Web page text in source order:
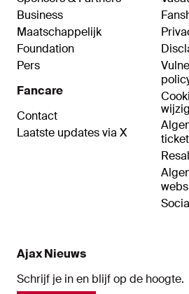
Business
Maatschappelijk
Foundation
Pers
Fancare
Contact
Laatste updates via X
Ajax Nieuws
Schrijf je in en blijf op de hoogte.